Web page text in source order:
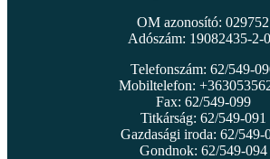
OM azonosító: 029752
Adószám: 19082435-2-
Telefonszám: 62/549-
Mobiltelefon:
Fax: 62/549-099
Titkárság: 62/549-091
Gazdasági iroda: 62/549-
Gondnok: 62/549-094